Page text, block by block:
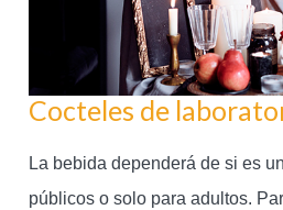
Cocteles de
La bebida dependerá de si es
públicos o solo para adultos.